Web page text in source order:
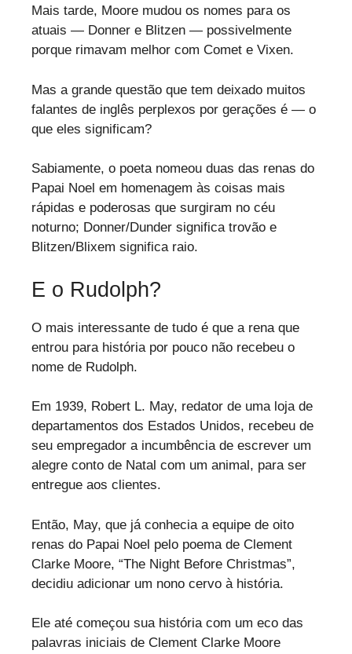
Mais tarde, Moore mudou os nomes para os
atuais — Donner e Blitzen — possivelmente
porque rimavam melhor com Comet e Vixen.
Mas a grande questão que tem deixado muitos
falantes de inglês perplexos por gerações é — o
que eles significam?
Sabiamente, o poeta nomeou duas das renas do
Papai Noel em homenagem às coisas mais
rápidas e poderosas que surgiram no céu
noturno; Donner/Dunder significa trovão e
Blitzen/Blixem significa raio.
E o Rudolph?
O mais interessante de tudo é que a rena que
entrou para história por pouco não recebeu o
nome de Rudolph.
Em 1939, Robert L. May, redator de uma loja de
departamentos dos Estados Unidos, recebeu de
seu empregador a incumbência de escrever um
alegre conto de Natal com um animal, para ser
entregue aos clientes.
Então, May, que já conhecia a equipe de oito
renas do Papai Noel pelo poema de Clement
Clarke Moore, “The Night Before Christmas”,
decidiu adicionar um nono cervo à história.
Ele até começou sua história com um eco das
palavras iniciais de Clement Clarke Moore